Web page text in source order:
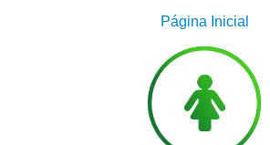
Página Inicial